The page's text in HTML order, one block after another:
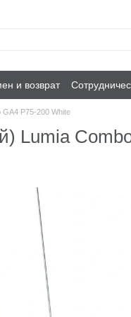
и возврат
GA4 P75-200 White
Lumia